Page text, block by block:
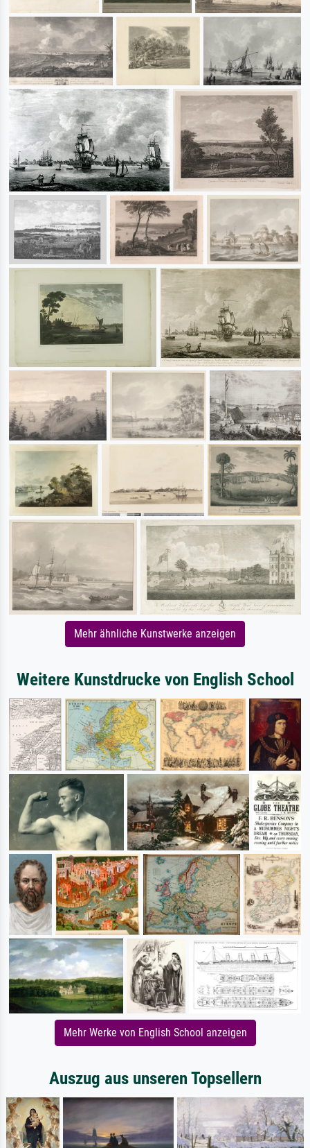
Mehr ähnliche Kunstwerke anzeigen
Weitere Kunstdrucke von English School
Mehr Werke von English School anzeigen
Auszug aus unseren Topsellern